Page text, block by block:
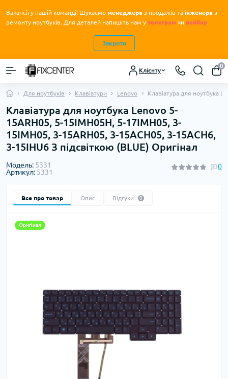
Вакансії у нашій команді! Шукаємо менеджера з продажів та інженера з
ремонту ноутбуків. Для деталей напишіть нам у телеграм чи вайбер.
Закрити
Клієнту
0
Для ноутбуків Клавіатури Lenovo Клавіатура для ноутбука
Клавіатура для ноутбука Lenovo 5-
15ARH05, 5-15IMH05H, 5-17IMH05, 3-
15IMH05, 3-15ARH05, 3-15ACH05, 3-15ACH6,
3-15IHU6 З підсвіткою (BLUE) Оригінал
Модель: 5331
Артикул: 5331
0
Все про товар Опис Відгуки 0
Оригінал